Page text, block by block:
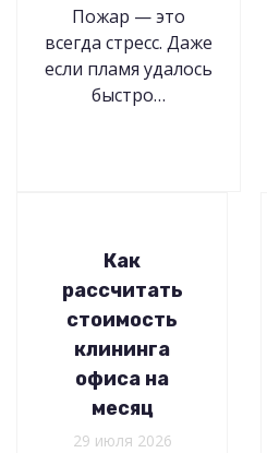
Пожар — это
всегда стресс. Даже
если пламя удалось
быстро…
Как
рассчитать
стоимость
клининга
офиса на
месяц
29 июля 2026